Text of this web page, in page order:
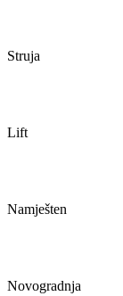
Struja
Lift
Namješten
Novogradnja